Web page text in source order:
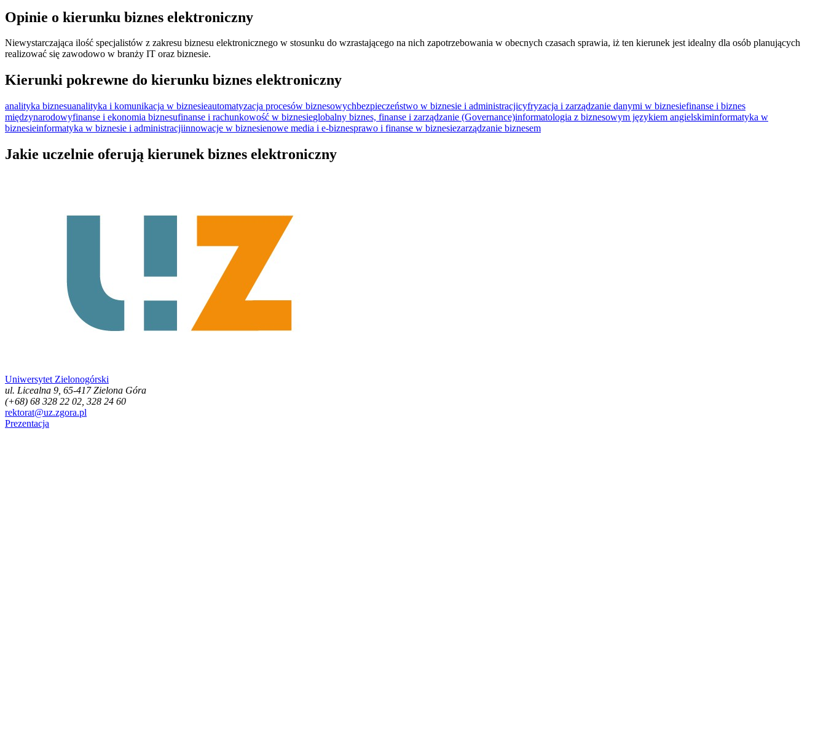
Opinie o kierunku biznes elektroniczny
Niewystarczająca ilość specjalistów z zakresu biznesu elektronicznego w stosunku do wzrastającego na nich zapotrzebowania w obecnych czasach sprawia, iż ten kierunek jest idealny dla osób planujących
realizować się zawodowo w branży IT oraz biznesie.
Kierunki pokrewne do kierunku biznes elektroniczny
analityka biznesuanalityka i komunikacja w biznesieautomatyzacja procesów biznesowychbezpieczeństwo w biznesie i administracjicyfryzacja i zarządzanie danymi w biznesiefinanse i biznes
międzynarodowyfinanse i ekonomia biznesufinanse i rachunkowość w biznesieglobalny biznes, finanse i zarządzanie (Governance)informatologia z biznesowym językiem angielskiminformatyka w
biznesieinformatyka w biznesie i administracjiinnowacje w biznesienowe media i e-biznesprawo i finanse w biznesiezarządzanie biznesem
Jakie uczelnie oferują kierunek biznes elektroniczny
Uniwersytet Zielonogórski
ul. Licealna 9, 65-417 Zielona Góra
(+68) 68 328 22 02, 328 24 60
rektorat@uz.zgora.pl
Prezentacja